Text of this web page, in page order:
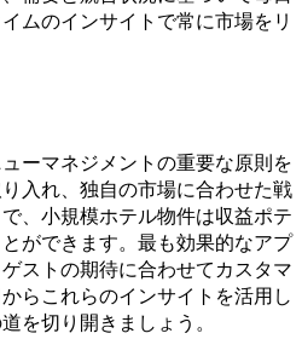
ムのインサイトで常に市場をリ
ーマネジメントの重要な原則を
入れ、独自の市場に合わせた戦
、小規模ホテル物件は収益ポテ
ができます。最も効果的なアプ
ストの期待に合わせてカスタマ
らこれらのインサイトを活用し
を切り開きましょう。